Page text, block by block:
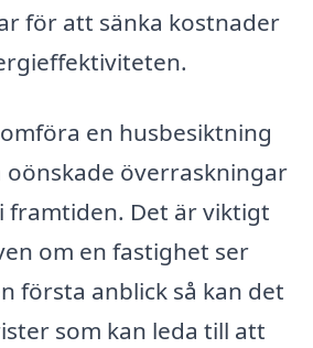
för att sänka kostnader
en husbesiktning
oönskade överraskningar
framtiden. Det är viktigt
om en fastighet ser
första anblick så kan det
som kan leda till att